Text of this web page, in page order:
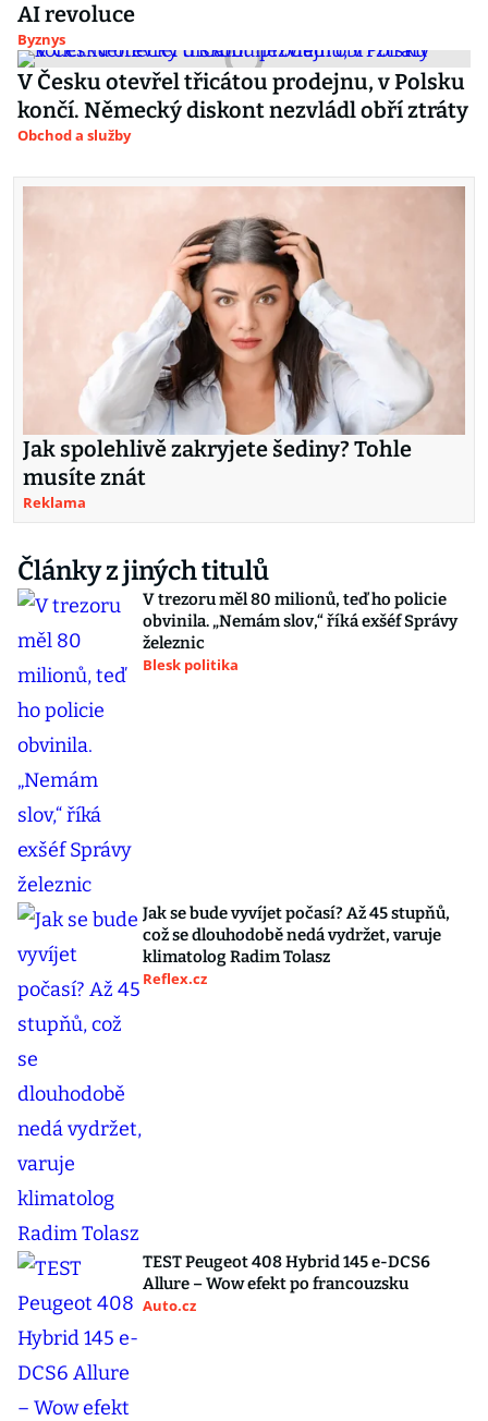
AI revoluce
Byznys
V Česku otevřel třicátou prodejnu, v Polsku
končí. Německý diskont nezvládl obří ztráty
Obchod a služby
Jak spolehlivě zakryjete šediny? Tohle
musíte znát
Reklama
Články z jiných titulů
V trezoru měl 80 milionů, teď ho policie
obvinila. „Nemám slov,“ říká exšéf Správy
železnic
Blesk politika
Jak se bude vyvíjet počasí? Až 45 stupňů,
což se dlouhodobě nedá vydržet, varuje
klimatolog Radim Tolasz
Reflex.cz
TEST Peugeot 408 Hybrid 145 e-DCS6
Allure – Wow efekt po francouzsku
Auto.cz